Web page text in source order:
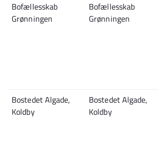
Bofællesskab
Grønningen
Bofællesskab
Grønningen
Bostedet Algade,
Koldby
Bostedet Algade,
Koldby